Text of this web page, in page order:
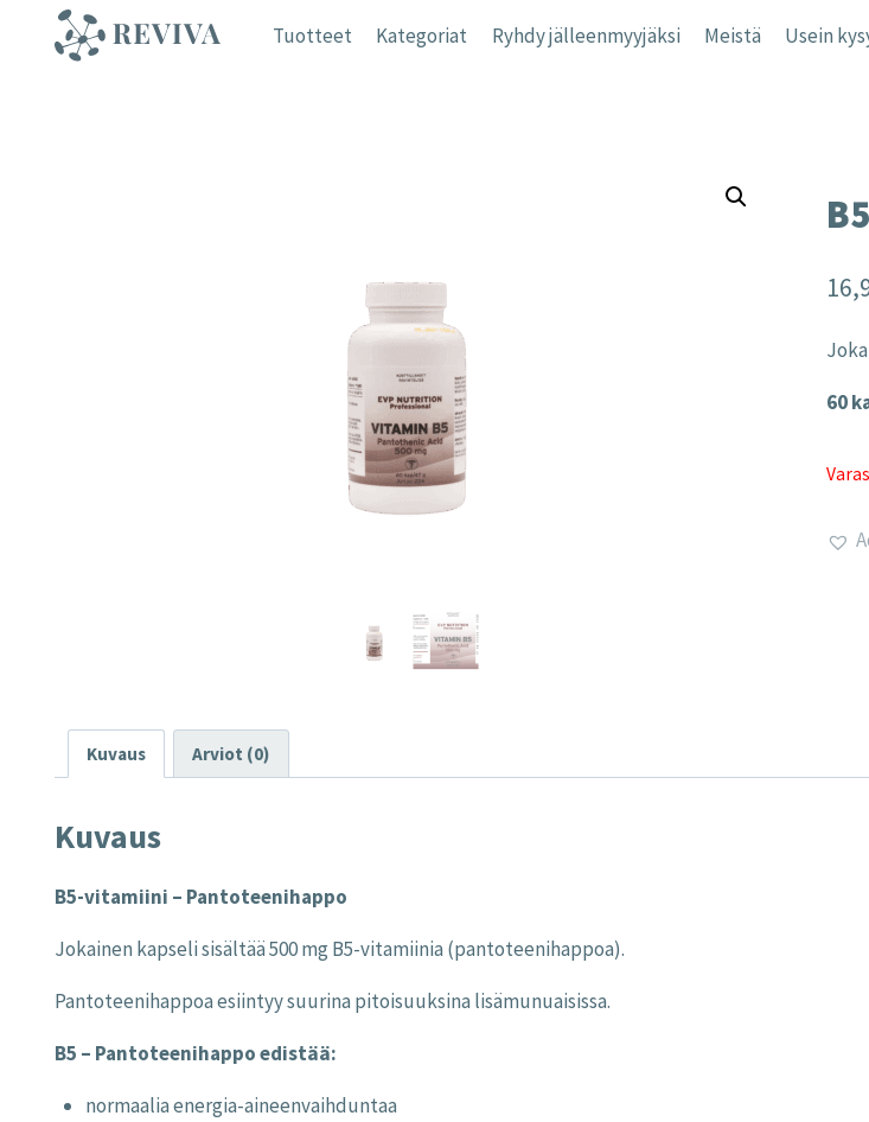
sisältöön
Tuotteet Kategoriat Ryhdy jälleenmyyjäksi Meistä Usein
60
Kuvaus Arviot (0)
Kuvaus
B5-vitamiini – Pantoteenihappo
Jokainen kapseli sisältää 500 mg B5-vitamiinia (pantoteenihappoa).
Pantoteenihappoa esiintyy suurina pitoisuuksina lisämunuaisissa.
B5 – Pantoteenihappo edistää:
normaalia energia-aineenvaihduntaa